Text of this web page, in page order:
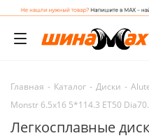
Главная - Каталог - Диски -
Monstr 6.5x16 5*114.3 ET50
Легкосплавные